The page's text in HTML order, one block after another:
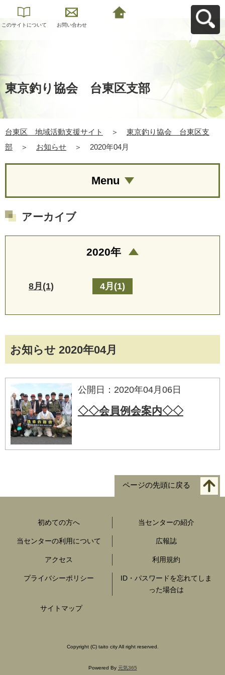
このサイトについて お問い合わせ
東京釣り協会 台東区支部
台東区 地域活動支援サイト ＞
東京釣り協会 台東区支
部
＞ お知らせ ＞ 2020年04月
お知らせ 2020年04月
公開日：2020年04月06日
◇◇会員例会案内◇◇
Menu
アーカイブ
2020年
8月(1) 4月(1)
ページの先頭に戻る
初めての方へ 当センターの紹介
当センターの利用について 広報誌
アクセス 利用規約
プライバシーポリシー
ID・パスワードを忘れてしま
った場合は
サイトマップ
Copyright (C) taito city All right reserved.
Powered By 元気365